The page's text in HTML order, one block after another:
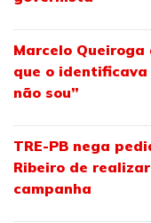
Marcelo
que o identificava
não sou”
TRE-PB nega
Ribeiro de
campanha